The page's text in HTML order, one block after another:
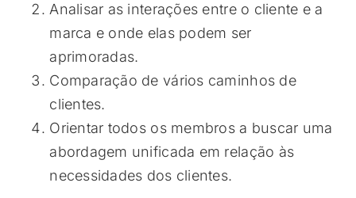
Analisar as interações entre o cliente e a
marca e onde elas podem ser
aprimoradas.
Comparação de vários caminhos de
clientes.
Orientar todos os membros a buscar uma
abordagem unificada em relação às
necessidades dos clientes.